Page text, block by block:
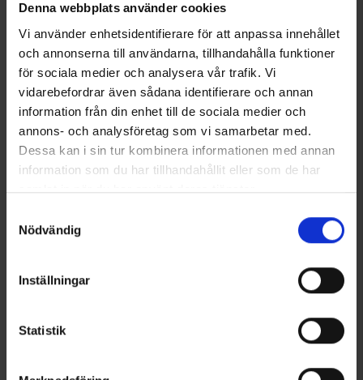
Denna webbplats använder cookies
Vi använder enhetsidentifierare för att anpassa innehållet
och annonserna till användarna, tillhandahålla funktioner
för sociala medier och analysera vår trafik. Vi
vidarebefordrar även sådana identifierare och annan
information från din enhet till de sociala medier och
annons- och analysföretag som vi samarbetar med.
Dessa kan i sin tur kombinera informationen med annan
information som du har tillhandahållit eller som de har
samlat in när du har använt deras tjänster.
Nödvändig
Inställningar
Statistik
Sport-BH Support
Ab9,95 €
+2
Damen Pullover Active Half
Zip
19,95 €
Ähnliche Produkte